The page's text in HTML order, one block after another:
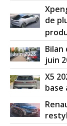
de
Bilan
juin
X5
base